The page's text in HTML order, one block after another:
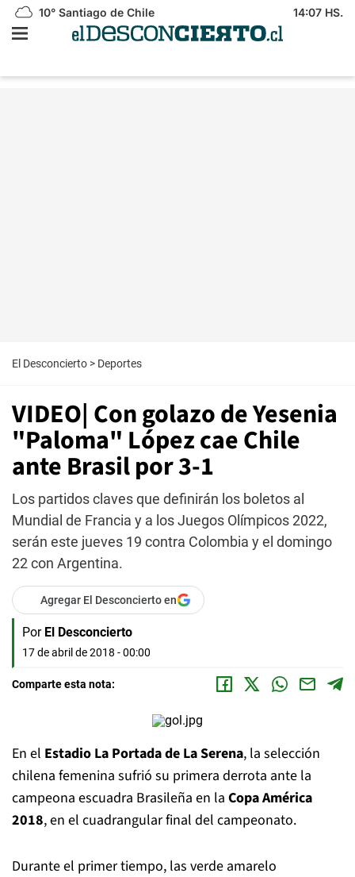
10° Santiago de Chile 14:07 HS.
El Desconcierto > Deportes
VIDEO| Con golazo de Yesenia
"Paloma" López cae Chile
ante Brasil por 3-1
Los partidos claves que definirán los boletos al
Mundial de Francia y a los Juegos Olímpicos 2022,
serán este jueves 19 contra Colombia y el domingo
22 con Argentina.
Agregar El Desconcierto en
Por El Desconcierto
17 de abril de 2018 - 00:00
Comparte esta nota:
En el Estadio La Portada de La Serena, la selección
chilena femenina sufrió su primera derrota ante la
campeona escuadra Brasileña en la Copa América
2018, en el cuadrangular final del campeonato.
Durante el primer tiempo, las verde amarelo